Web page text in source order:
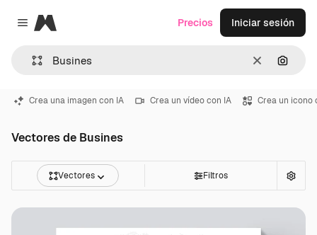
Close menu
Magnific
Borrar
Precios Iniciar sesión
Crea una imagen con IA Crea un vídeo con IA Crea un icono
Vectores de Busines
Vectores Filtros